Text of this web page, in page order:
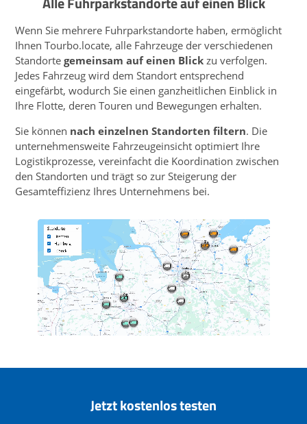
Wenn Sie mehrere Fuhrparkstandorte haben, ermöglicht
Ihnen Tourbo.locate, alle Fahrzeuge der verschiedenen
Standortegemeinsam auf einen Blick zu verfolgen.
Jedes Fahrzeug wird dem Standort entsprechend
eingefärbt, wodurch Sie einen ganzheitlichen Einblick in
Ihre Flotte, deren Touren und Bewegungen erhalten.
Sie können nach einzelnen Standorten filtern. Die
unter­nehmensweite Fahrzeugeinsicht optimiert Ihre
Logistik­prozesse, vereinfacht die Koordination zwischen
den Standorten und trägt so zur Steigerung der
Gesamteffizienz Ihres Unternehmens bei.
Jetzt kostenlos testen